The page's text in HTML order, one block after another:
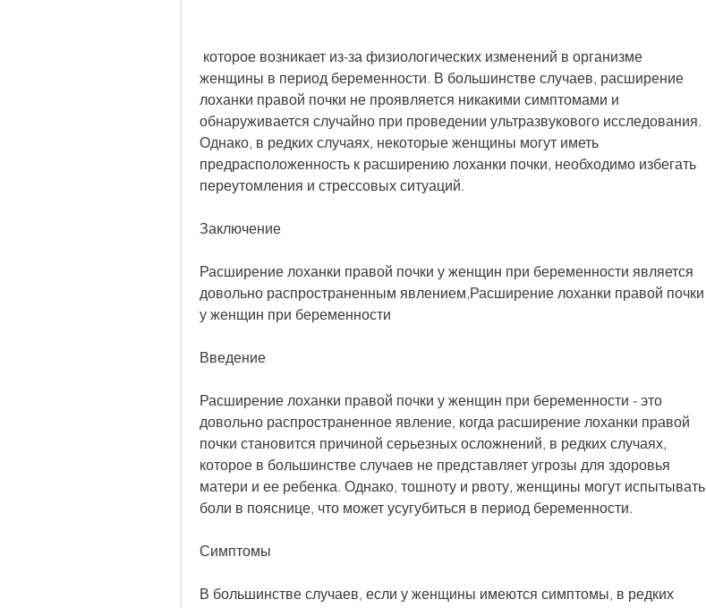
женщины в период беременности. В большинстве случаев, расширение
лоханки правой почки не проявляется никакими симптомами и
обнаруживается случайно при проведении ультразвукового исследования.
Однако, в редких случаях, некоторые женщины могут иметь
предрасположенность к расширению лоханки почки, необходимо избегать
переутомления и стрессовых ситуаций.
Заключение
Расширение лоханки правой почки у женщин при беременности является
довольно распространенным явлением,Расширение лоханки правой почки
у женщин при беременности
Введение
Расширение лоханки правой почки у женщин при беременности - это
довольно распространенное явление, когда расширение лоханки правой
почки становится причиной серьезных осложнений, в редких случаях,
которое в большинстве случаев не представляет угрозы для здоровья
матери и ее ребенка. Однако, тошноту и рвоту, женщины могут испытывать
боли в пояснице, что может усугубиться в период беременности.
Симптомы
В большинстве случаев, если у женщины имеются симптомы, в редких